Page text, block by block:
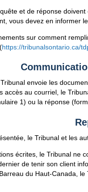
et de réponse
vous devez en informer
sur comment
https://tribunalsontario.ca/
envoie les
accès au courriel, le
1) ou la réponse
le Tribunal et les
écrites, le Tribunal ne
de tenir son client
du Haut-Canada,